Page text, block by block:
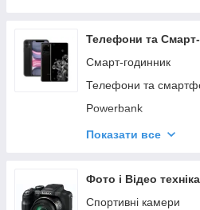
Телефони та
Смарт-годинник
Телефони та
Powerbank
Аксесуари для
Mp3 плеєри
Показати все
Фото і Відео техніка
Спортивні камери